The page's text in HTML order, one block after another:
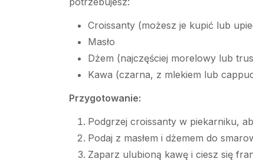
Croissanty (możesz je kupić lub
Masło
Dżem (najczęściej morelowy lub
Kawa (czarna, z mlekiem lub
Przygotowanie:
Podgrzej croissanty w piekarniku,
Podaj z masłem i dżemem do
Zaparz ulubioną kawę i ciesz się